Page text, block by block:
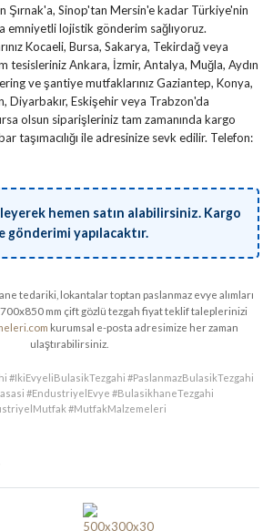
Şırnak'a, Sinop'tan Mersin'e kadar Türkiye'nin
emniyetli lojistik gönderim sağlıyoruz.
Kocaeli, Bursa, Sakarya, Tekirdağ veya
tesisleriniz Ankara, İzmir, Antalya, Muğla, Aydın
ve şantiye mutfaklarınız Gaziantep, Konya,
Diyarbakır, Eskişehir veya Trabzon'da
olsun siparişleriniz tam zamanında kargo
taşımacılığı ile adresinize sevk edilir. Telefon:
hemen satın alabilirsiniz. Kargo
gönderimi yapılacaktır.
tedariki, lokantalar toptan paslanmaz evye alımları
mm çift gözlü tezgah fiyat teklif taleplerinizi
kurumsal e-posta adresimize her zaman
ulaştırabilirsiniz.
#IkiEvyeliBulasikTezgahi #PaslanmazBulasikTezgahi
#EndustriyelEvye #BulasikhaneTezgahi
#MutfakMalzemeleri